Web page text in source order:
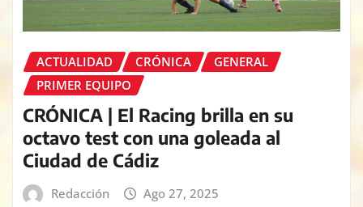
ACTUALIDAD CRÓNICA
GENERAL
PRIMER EQUIPO
CRÓNICA | El Racing brilla en su
octavo test con una goleada al
Ciudad de Cádiz
Redacción Ago 27, 2025